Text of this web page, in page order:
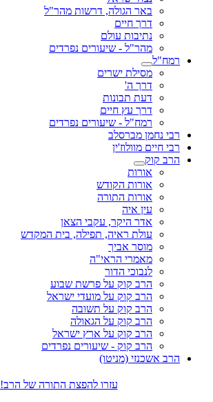
באר הגולה, דרשות מהר"ל
דרך חיים
נתיבות עולם
מהר"ל - שיעורים נפרדים
רמח"ל
מסילת ישרים
דרך ה'
דעת תבונות
דרך עץ חיים
רמח"ל - שיעורים נפרדים
רבי נחמן מברסלב
רבי חיים מוולוז'ין
הרב קוק
אורות
אורות הקודש
אורות התורה
עין איה
אדר היקר, עקבי הצאן
עולת ראיה, תפילה, בית המקדש
מוסר אביך
מאמרי הראי"ה
לנבוכי הדור
הרב קוק על פרשת שבוע
הרב קוק על מועדי ישראל
הרב קוק על תשובה
הרב קוק על הגאולה
הרב קוק על ארץ ישראל
הרב קוק - שיעורים נפרדים
הרב אשכנזי (מניטו)
עזרו להפצת התורה של הרב!